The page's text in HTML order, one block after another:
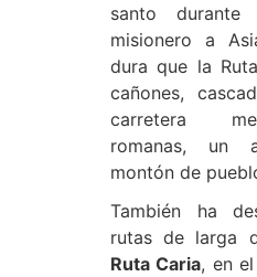
santo
misionero a
dura que la
cañones,
carretera
romanas, un
montón de
También ha
rutas de larga
Ruta Caria, en